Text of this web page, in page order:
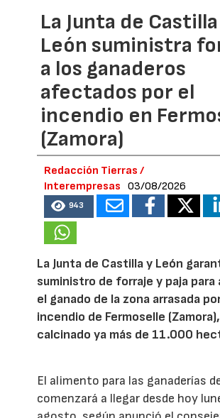
La Junta de
León suministra
a los ganaderos
afectados por el
incendio en
(Zamora)
Redacción Tierras /
Interempresas
03/08/2026
943
La Junta de Castilla y León
suministro de forraje y paja para
el ganado de la zona arrasada
incendio de Fermoselle
calcinado ya más de 11.000
El alimento para las ganaderías
comenzará a llegar desde hoy